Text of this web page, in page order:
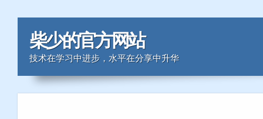
柴少的官方网站
技术在学习中进步，水平在分享中升华